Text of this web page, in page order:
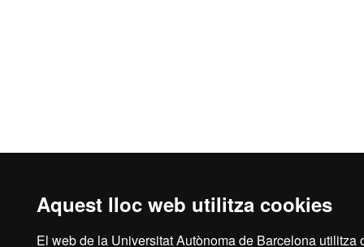
Aquest lloc web utilitza cookies
El web de la Universitat Autònoma de Barcelona utilitza